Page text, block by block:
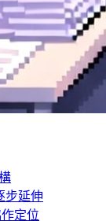
步延伸
定位